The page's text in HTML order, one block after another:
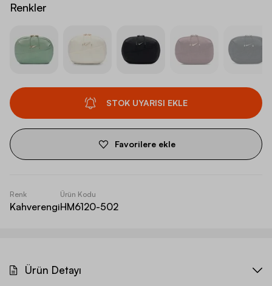
Renkler
STOK UYARISI EKLE
Favorilere ekle
Renk
Kahverengi
Ürün Kodu
HM6120-502
Ürün Detayı